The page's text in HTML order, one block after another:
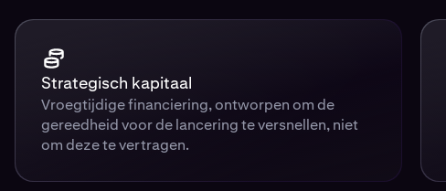
Strategisch kapitaal
Vroegtijdige financiering, ontworpen om de
gereedheid voor de lancering te versnellen, niet
om deze te vertragen.